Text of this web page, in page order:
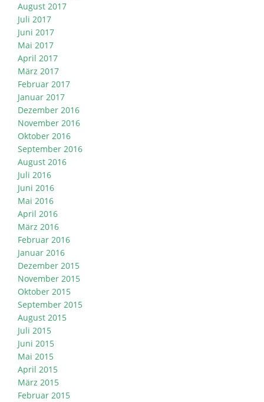
August 2017
Juli 2017
Juni 2017
Mai 2017
April 2017
März 2017
Februar 2017
Januar 2017
Dezember 2016
November 2016
Oktober 2016
September 2016
August 2016
Juli 2016
Juni 2016
Mai 2016
April 2016
März 2016
Februar 2016
Januar 2016
Dezember 2015
November 2015
Oktober 2015
September 2015
August 2015
Juli 2015
Juni 2015
Mai 2015
April 2015
März 2015
Februar 2015